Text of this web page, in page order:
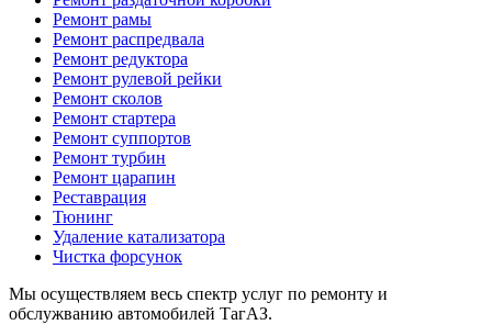
Ремонт рамы
Ремонт распредвала
Ремонт редуктора
Ремонт рулевой рейки
Ремонт сколов
Ремонт стартера
Ремонт суппортов
Ремонт турбин
Ремонт царапин
Реставрация
Тюнинг
Удаление катализатора
Чистка форсунок
Мы осуществляем весь спектр услуг по ремонту и
обслужванию автомобилей ТагАЗ.